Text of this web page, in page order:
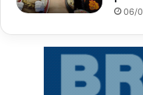
06/